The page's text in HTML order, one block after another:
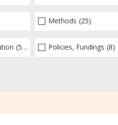
Methods (25)
(51) Policies, Fundings (8)